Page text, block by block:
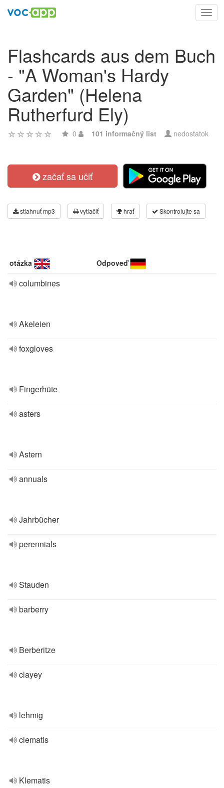
Flashcards aus dem Buch
- "A Woman's Hardy
Garden" (Helena
Rutherfurd Ely)
0 101 informačný list nedostatok
začať sa učiť
stiahnuť mp3 vytlačiť hrať Skontrolujte sa
otázka Odpoveď
columbines
Akeleien
foxgloves
Fingerhüte
asters
Astern
annuals
Jahrbücher
perennials
Stauden
barberry
Berberitze
clayey
lehmig
clematis
Klematis